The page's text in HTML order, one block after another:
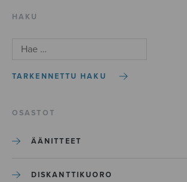
HAKU
TARKENNETTU HAKU
OSASTOT
ÄÄNITTEET
DISKANTTIKUORO